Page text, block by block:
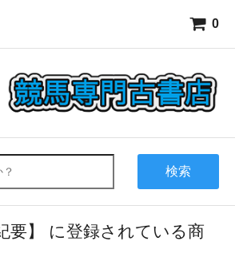
0
検索
要】 に登録されている商